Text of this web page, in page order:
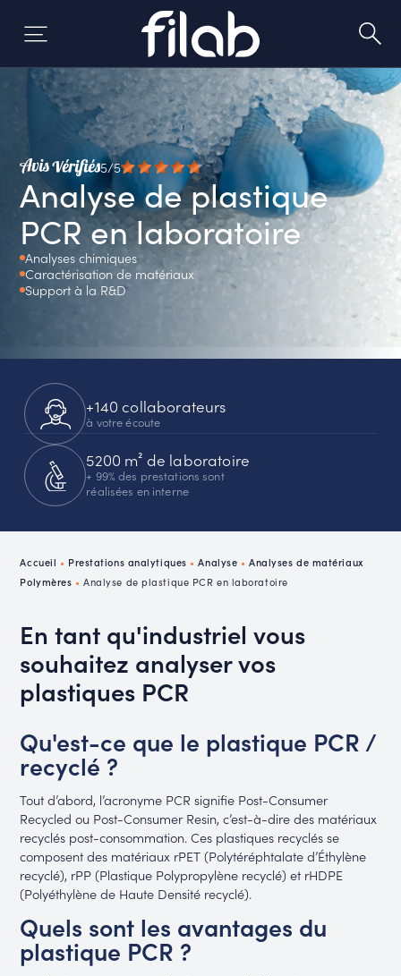
5/5
Analyse de plastique
PCR en laboratoire
Analyses chimiques
Caractérisation de matériaux
Support à la R&D
+140 collaborateurs
à votre écoute
5200 m² de laboratoire
+ 99% des prestations sont
réalisées en interne
Accueil • Prestations analytiques •Analyse • Analyses de matériaux
Polymères •Analyse de plastique PCR en laboratoire
En tant qu'industriel vous
souhaitez analyser vos
plastiques PCR
Qu'est-ce que le plastique PCR /
recyclé ?
Tout d’abord, l’acronyme PCR signifie Post-Consumer
Recycled ou Post-Consumer Resin, c’est-à-dire des matériaux
recyclés post-consommation. Ces plastiques recyclés se
composent des matériaux rPET (Polytéréphtalate d’Éthylène
recyclé), rPP (Plastique Polypropylène recyclé) et rHDPE
(Polyéthylène de Haute Densité recyclé).
Quels sont les avantages du
plastique PCR ?